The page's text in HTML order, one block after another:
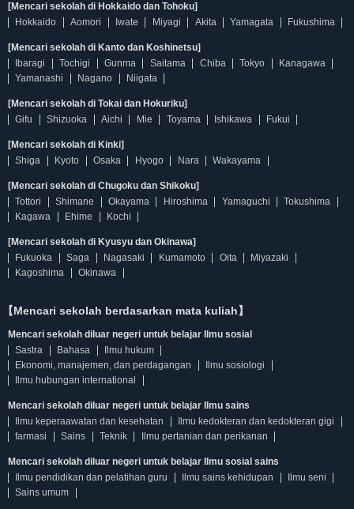
[Mencari sekolah di Hokkaido dan Tohoku]
Hokkaido
Aomori Iwate Miyagi Akita Yamagata Fukushima
[Mencari sekolah di Kanto dan Koshinetsu]
Ibaragi
Tochigi Gunma Saitama Chiba Tokyo
Kanagawa
Yamanashi
Nagano Niigata
[Mencari sekolah di Tokai dan Hokuriku]
Gifu
Shizuoka Aichi Mie Toyama Ishikawa Fukui
[Mencari sekolah di Kinki]
Shiga
Kyoto Osaka Hyogo Nara Wakayama
[Mencari sekolah di Chugoku dan Shikoku]
Tottori
Shimane Okayama Hiroshima Yamaguchi
Tokushima
Kagawa
Ehime Kochi
[Mencari sekolah di Kyusyu dan Okinawa]
Fukuoka
Saga Nagasaki Kumamoto Oita
Miyazaki
Kagoshima
Okinawa
【Mencari sekolah berdasarkan mata kuliah】
Mencari sekolah diluar negeri untuk belajar Ilmu sosial
Sastra
Bahasa
Ilmu hukum
Ekonomi, manajemen, dan perdagangan
Ilmu sosiologi
Ilmu hubungan international
Mencari sekolah diluar negeri untuk belajar Ilmu sains
Ilmu keperaawatan dan kesehatan
Ilmu kedokteran dan kedokteran gigi
farmasi
Sains Teknik Ilmu pertanian dan perikanan
Mencari sekolah diluar negeri untuk belajar Ilmu sosial sains
Ilmu pendidikan dan pelatihan guru
Ilmu sains kehidupan
Ilmu seni
Sains umum